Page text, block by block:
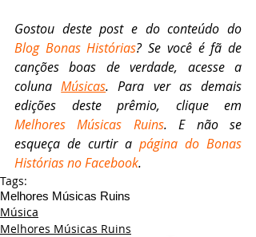
Blog Bonas Histórias? Se você é fã de
canções boas de verdade, acesse a
coluna Músicas. Para ver as demais
Melhores Músicas Ruins. E não se
esqueça de curtir a página do Bonas
Histórias no Facebook.
Tags:
Melhores Músicas Ruins
Música
Melhores Músicas Ruins